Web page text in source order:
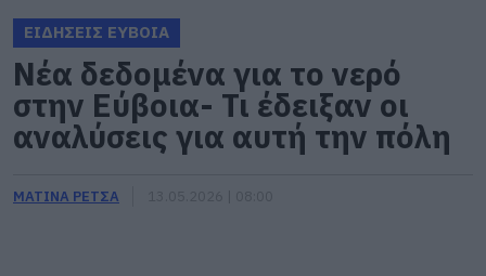
ΕΙΔΗΣΕΙΣ ΕΥΒΟΙΑ
Νέα δεδομένα για το νερό
στην Εύβοια- Τι έδειξαν οι
αναλύσεις για αυτή την πόλη
ΜΑΤΙΝΑ ΡΕΤΣΑ